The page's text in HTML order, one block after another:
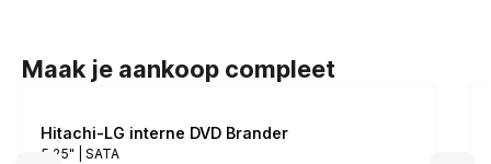
Maak je aankoop compleet
Hitachi-LG interne DVD Brander
5.25" | SATA